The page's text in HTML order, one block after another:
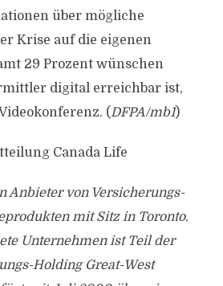
über mögliche
Krise auf die eigenen
29 Prozent wünschen
digital erreichbar ist,
(DFPA/mb1)
Canada Life
Anbieter von Versicherungs-
mit Sitz in Toronto.
Unternehmen ist Teil der
Holding Great-West